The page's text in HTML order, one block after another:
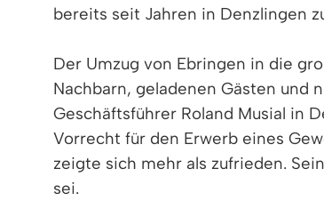
bereits seit Jahren in Denzlingen
Der Umzug von Ebringen in die
Nachbarn, geladenen Gästen und
Geschäftsführer Roland Musial in
Vorrecht für den Erwerb eines
zeigte sich mehr als zufrieden.
sei.